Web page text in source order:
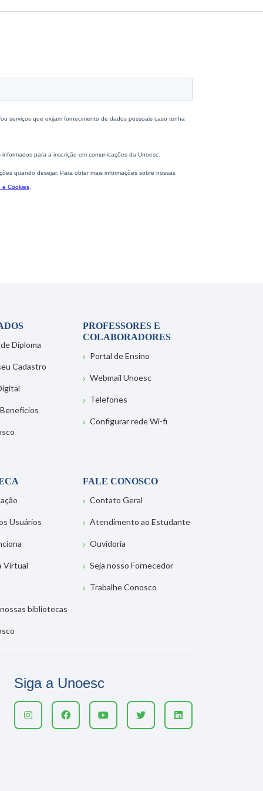
Diploma
Cadastro
PROFESSORES E
COLABORADORES
Portal de Ensino
Webmail Unoesc
Telefones
Configurar rede Wi-fi
Usuários
Virtual
bibliotecas
FALE CONOSCO
Contato Geral
Atendimento ao Estudante
Ouvidoria
Seja nosso Fornecedor
Trabalhe Conosco
Siga a Unoesc